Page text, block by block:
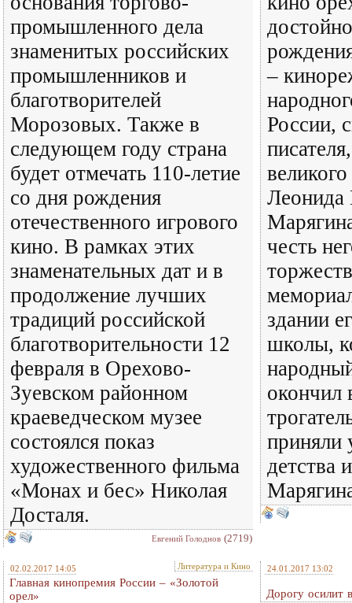
промышленного дела
знаменитых российских
промышленников и
благотворителей
Морозовых. Также в
следующем году страна
будет отмечать 110-летие
со дня рождения
отечественного игрового
кино. В рамках этих
знаменательных дат и в
продолжение лучших
традиций российской
благотворительности 12
февраля в Орехово-
Зуевском районном
краеведческом музее
состоялся показ
художественного фильма
«Монах и бес» Николая
Досталя.
Евгений Голоднов (2719)
–
России,
Леонида
честь
здании
школы,
окончил
приняли
детства
02.02.2017 14:05 Литература и Кино
Главная кинопремия России – «Золотой
орел»
24.01.2017 13:02
Дорогу осилит